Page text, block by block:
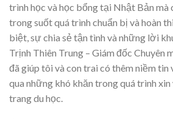
trình học và học bổng tại Nhật Bản mà
trong suốt quá trình chuẩn bị và hoàn
biệt, sự chia sẻ tận tình và những lời
Trịnh Thiên Trung – Giám đốc Chuyên
đã giúp tôi và con trai có thêm niềm
qua những khó khăn trong quá trình xin
trang du học.